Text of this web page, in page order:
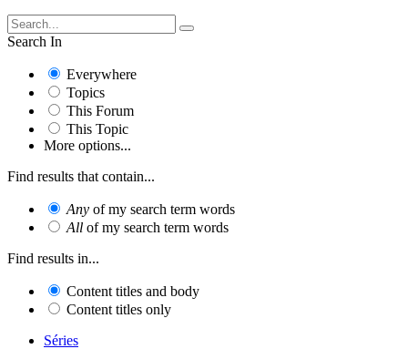
Search In
Everywhere
Topics
This Forum
This Topic
More options...
Find results that contain...
Any of my search term words
All of my search term words
Find results in...
Content titles and body
Content titles only
Séries